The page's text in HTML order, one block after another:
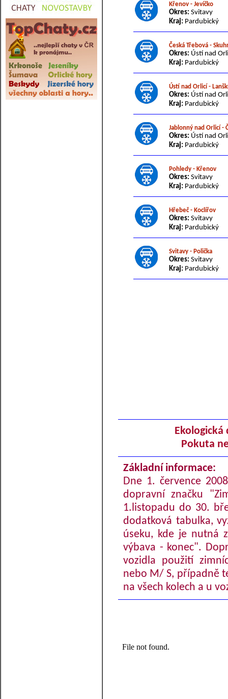
Křenov - Jevíčko
Okres: Svitavy
Kraj: Pardubický
Česká Třebová -
Okres: Ústí nad
Kraj: Pardubický
Ústí nad Orlicí -
Okres: Ústí nad
Kraj: Pardubický
Jablonný nad Orlicí -
Okres: Ústí nad
Kraj: Pardubický
Pohledy - Křenov
Okres: Svitavy
Kraj: Pardubický
Hřebeč - Koclířov
Okres: Svitavy
Kraj: Pardubický
Svitavy - Polička
Okres: Svitavy
Kraj: Pardubický
Pokuta
Základní informace:
Dne 1. července
dopravní značku
1.listopadu do 30.
dodatková tabulka,
úseku, kde je nutná
výbava - konec".
vozidla použití
nebo M/ S, případně
na všech kolech a u